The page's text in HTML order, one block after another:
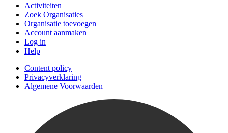
Activiteiten
Zoek Organisaties
Organisatie toevoegen
Account aanmaken
Log in
Help
Content policy
Privacyverklaring
Algemene Voorwaarden